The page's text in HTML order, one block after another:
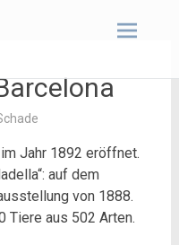
Jahr 1892 eröffnet.
auf dem
von 1888.
Tiere aus 502 Arten.